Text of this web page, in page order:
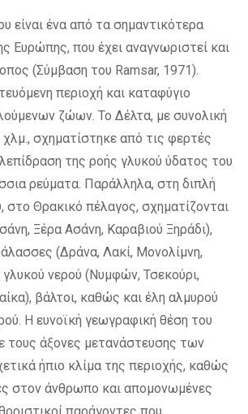
είναι ένα από τα σημαντικότερα
Ευρώπης, που έχει αναγνωριστεί και
(Σύμβαση του Ramsar, 1971).
περιοχή και καταφύγιο
ζώων. Το Δέλτα, με συνολική
σχηματίστηκε από τις φερτές
της ροής γλυκού ύδατος του
ρεύματα. Παράλληλα, στη διπλή
στο Θρακικό πέλαγος, σχηματίζονται
Ξέρα Ασάνη, Καραβιού Ξηράδι),
(Δράνα, Λακί, Μονολίμνη,
γλυκού νερού (Νυμφών, Τσεκούρι,
βάλτοι, καθώς και έλη αλμυρού
Η ευνοϊκή γεωγραφική θέση του
τους άξονες μετανάστευσης των
ήπιο κλίμα της περιοχής, καθώς
στον άνθρωπο και απομονωμένες